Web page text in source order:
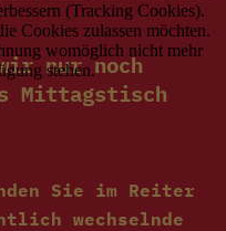
nur noch
Mittagstisch
Sie im Reiter
wechselnde
(Tracking Cookies).
Cookies zulassen möchten.
womöglich nicht mehr
stehen.